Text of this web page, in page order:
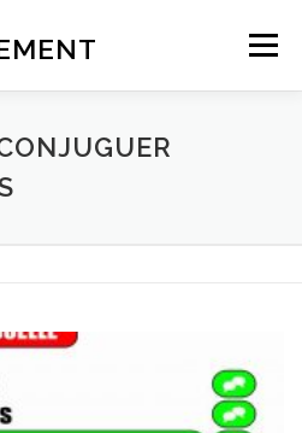
Menu